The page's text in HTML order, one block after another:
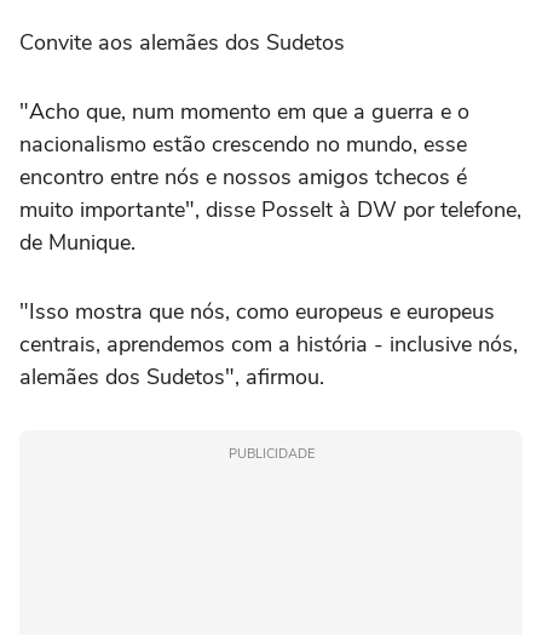
Convite aos alemães dos Sudetos
"Acho que, num momento em que a guerra e o
nacionalismo estão crescendo no mundo, esse
encontro entre nós e nossos amigos tchecos é
muito importante", disse Posselt à DW por telefone,
de Munique.
"Isso mostra que nós, como europeus e europeus
centrais, aprendemos com a história - inclusive nós,
alemães dos Sudetos", afirmou.
PUBLICIDADE